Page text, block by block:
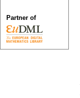
Partner of